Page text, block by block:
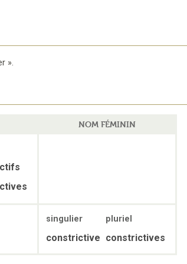
».
NOM FÉMININ
singulier pluriel
constrictive constrictives